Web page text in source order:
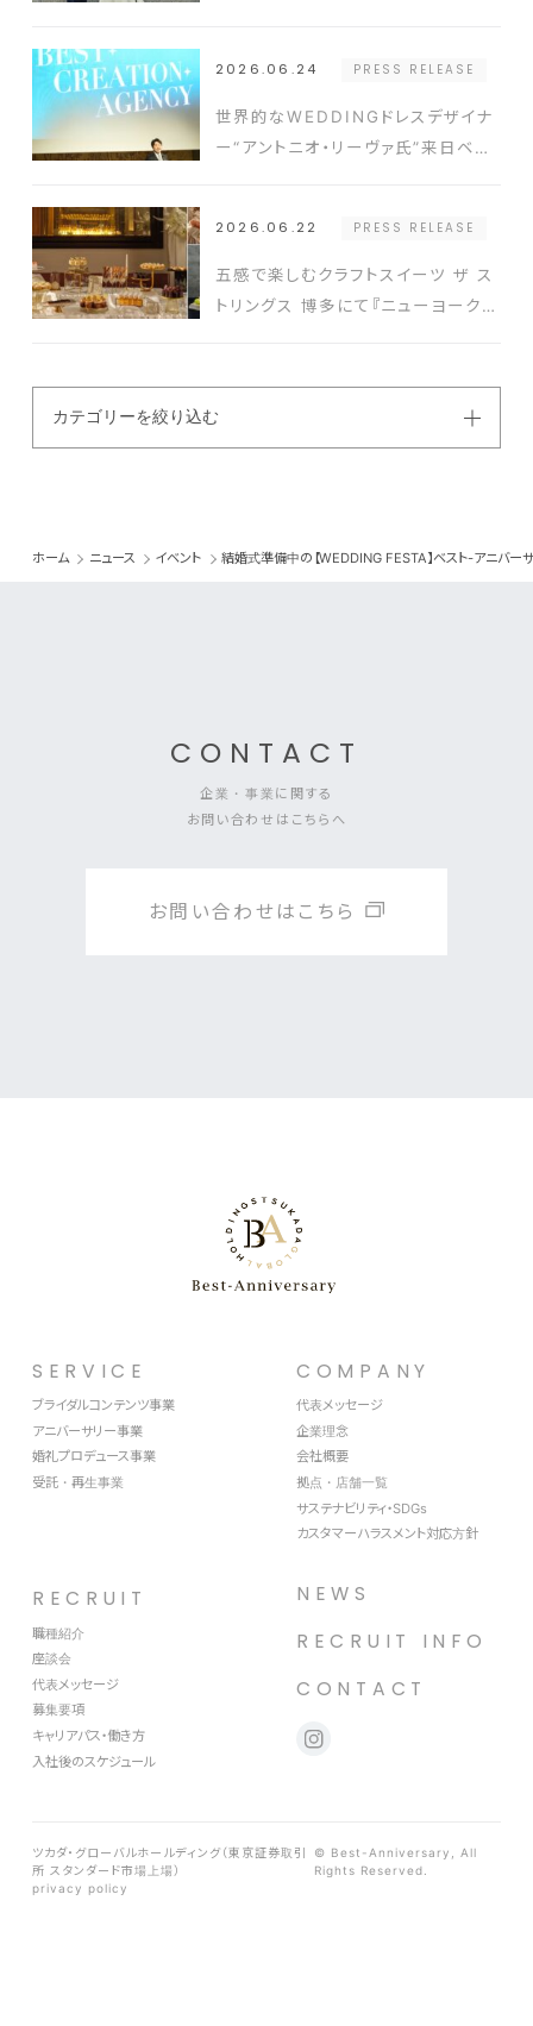
2026.06.24
PRESS RELEASE
世界的なWEDDINGドレスデザイナ
ー“アントニオ・リーヴァ氏”来日ベス
ォーム発表
2026.06.22 PRESS RELEASE
五感で楽しむクラフトスイーツ ザ ス
トリングス 博多にて『ニューヨークス
カテゴリーを絞り込む
ホーム ニュース イベント 結婚式準備中の【WEDDING FESTA】ベスト-アニバ
CONTACT
企業・事業に関する
お問い合わせはこちらへ
お問い合わせはこちら
SERVICE
ブライダルコンテンツ事業
アニバーサリー事業
婚礼プロデュース事業
受託・再生事業
COMPANY
代表メッセージ
企業理念
会社概要
拠点・店舗一覧
サステナビリティ・SDGs
カスタマーハラスメント対応方針
RECRUIT
職種紹介
座談会
代表メッセージ
募集要項
キャリアパス・働き方
入社後のスケジュール
NEWS
RECRUIT INFO
CONTACT
ツカダ・グローバルホールディング（東京証券取引
所 スタンダード市場上場）
privacy policy
© Best-Anniversary, All
Rights Reserved.